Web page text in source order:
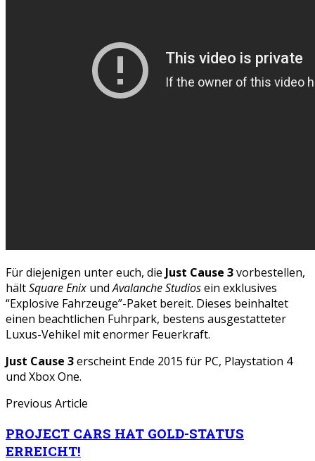
Für diejenigen unter euch, die Just Cause 3vorbestellen,
hältSquare Enix undAvalanche Studiosein exklusives
“Explosive Fahrzeuge”-Paket bereit. Dieses beinhaltet
einen beachtlichen Fuhrpark, bestens ausgestatteter
Luxus-Vehikel mit enormer Feuerkraft.
Just Cause 3erscheint Ende 2015 für PC, Playstation 4
und Xbox One.
Previous Article
PROJECT CARS HAT GOLD-STATUS
ERREICHT!